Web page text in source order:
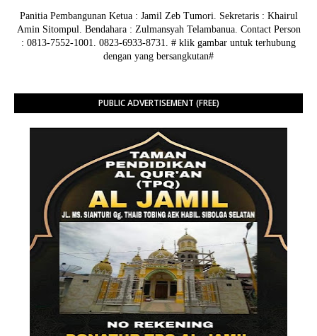
Panitia Pembangunan Ketua : Jamil Zeb Tumori. Sekretaris : Khairul
Amin Sitompul. Bendahara : Zulmansyah Telambanua. Contact Person
: 0813-7552-1001. 0823-6933-8731. # klik gambar untuk terhubung
dengan yang bersangkutan#
PUBLIC ADVERTISEMENT (FREE)